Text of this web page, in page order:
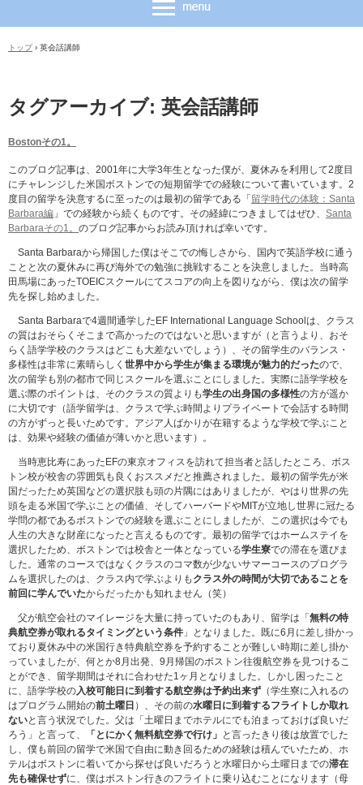
トップ › 英会話講師
タグアーカイブ: 英会話講師
Bostonその1。
このブログ記事は、2001年に大学3年生となった僕が、夏休みを利用して2度目
にチャレンジした米国ボストンでの短期留学での経験について書いています。2
度目の留学を決意するに至ったのは最初の留学である「留学時代の体験：Santa
Barbara編 」での経験から続くものです。その経緯につきましてはぜひ、 Santa
Barbaraその1。 のブログ記事からお読み頂ければ幸いです。
Santa Barbaraから帰国した僕はそこでの悔しさから、国内で英語学校に通う
ことと次の夏休みに再び海外での勉強に挑戦することを決意しました。当時高
田馬場にあったTOEICスクールにてスコアの向上を図りながら、僕は次の留学
先を探し始めました。
Santa Barbaraで4週間通学したEF International Language Schoolは、クラス
の質はおそらくそこまで高かったのではないと思いますが（と言うより、おそ
らく語学学校のクラスはどこも大差ないでしょう）、その留学生のバランス・
多様性は非常に素晴らしく 世界中から学生が集まる環境が魅力的だったので、
次の留学も別の都市で同じスクールを選ぶことにしました。実際に語学学校を
選ぶ際のポイントは、そのクラスの質よりも学生の出身国の多様性の方が遥か
に大切です（語学留学は、クラスで学ぶ時間よりプライベートで会話する時間
の方がずっと長いためです。アジア人ばかりが在籍するような学校で学ぶこと
は、効果や経験の価値が薄いかと思います）。
当時恵比寿にあったEFの東京オフィスを訪れて担当者と話したところ、ボス
トン校が校舎の雰囲気も良くおススメだと推薦されました。最初の留学先が米
国だったため英国などの選択肢も頭の片隅にはありましたが、やはり世界の先
頭を走る米国で学ぶことの価値、そしてハーバードやMITが立地し世界に冠たる
学問の都であるボストンでの経験を選ぶことにしましたが、この選択は今でも
人生の大きな財産になったと言えるものです。最初の留学ではホームステイを
選択したため、ボストンでは校舎と一体となっている学生寮での滞在を選びま
した。通常のコースではなくクラスのコマ数が少ないサマーコースのプログラ
ムを選択したのは、クラス内で学ぶよりも クラス外の時間が大切であることを
前回に学んでいたからだったかも知れません（笑）
父が航空会社のマイレージを大量に持っていたのもあり、留学は「無料の特
典航空券が取れるタイミングという条件 」となりました。既に6月に差し掛かっ
ており夏休み中の米国行き特典航空券を予約することが難しい時期に差し掛か
っていましたが、何とか8月出発、9月帰国のボストン往復航空券を見つけるこ
とができ、留学期間はそれに合わせた1ヶ月となりました。しかし困ったこと
に、語学学校の入校可能日に到着する航空券は予約出来ず （学生寮に入れるの
はプログラム開始の前土曜日 ）、その前の水曜日に到着するフライトしか取れ
ないと言う状況でした。父は「土曜日までホテルにでも泊まっておけば良いだ
ろう」と言って、
「とにかく無料航空券で行け」 と言ったきり後は放置でした
し、僕も前回の留学で米国で自由に動き回るための経験は積んでいたため、ホ
テルはボストンに着いてから探せば良いだろうと水曜日から土曜日までの滞在
先も確保せずに、僕はボストン行きのフライトに乗り込むことになります（母